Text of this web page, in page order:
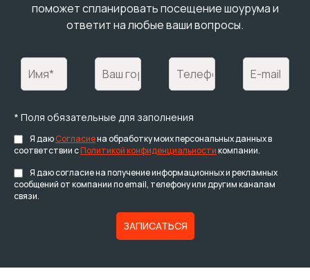
поможет спланировать посещение шоурума и
ответит на любые ваши вопросы.
* Поля обязательные для заполнения
Я даюСогласиена обработку моих персональных данных в
соответствии сПолитикой конфиденциальностикомпании.
Я даю согласие на получение информационных и рекламных
сообщений от компании по email, телефону или другим каналам
связи.